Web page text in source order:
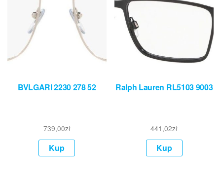
BVLGARI 2230 278 52
739,00zł
Kup
Ralph Lauren RL5103 9003
441,02zł
Kup